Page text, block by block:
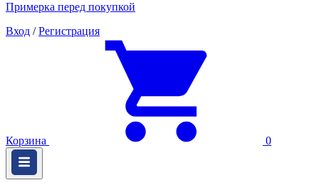
Примерка перед покупкой
Вход / Регистрация
Корзина 0